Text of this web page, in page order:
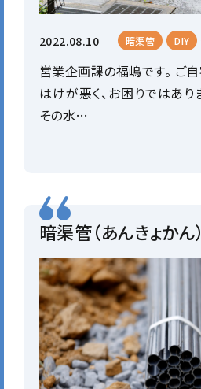
2022.08.10 暗渠管 DIY
営業企画課の福嶋です。 ご
はけが悪く、お困りではあり
その水…
暗渠管（あんきょかん